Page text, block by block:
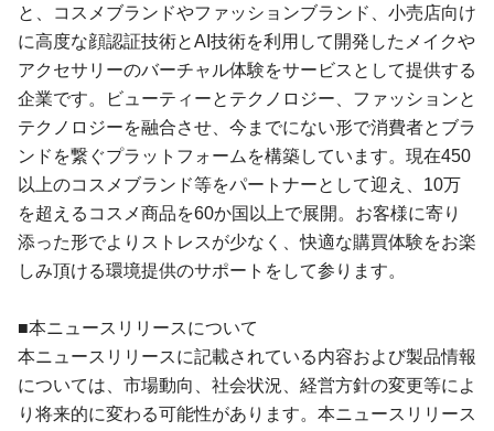
と、コスメブランドやファッションブランド、小売店向け
に高度な顔認証技術とAI技術を利用して開発したメイクや
アクセサリーのバーチャル体験をサービスとして提供する
企業です。ビューティーとテクノロジー、ファッションと
テクノロジーを融合させ、今までにない形で消費者とブラ
ンドを繋ぐプラットフォームを構築しています。現在450
以上のコスメブランド等をパートナーとして迎え、10万
を超えるコスメ商品を60か国以上で展開。お客様に寄り
添った形でよりストレスが少なく、快適な購買体験をお楽
しみ頂ける環境提供のサポートをして参ります。
■本ニュースリリースについて
本ニュースリリースに記載されている内容および製品情報
については、市場動向、社会状況、経営方針の変更等によ
り将来的に変わる可能性があります。本ニュースリリース